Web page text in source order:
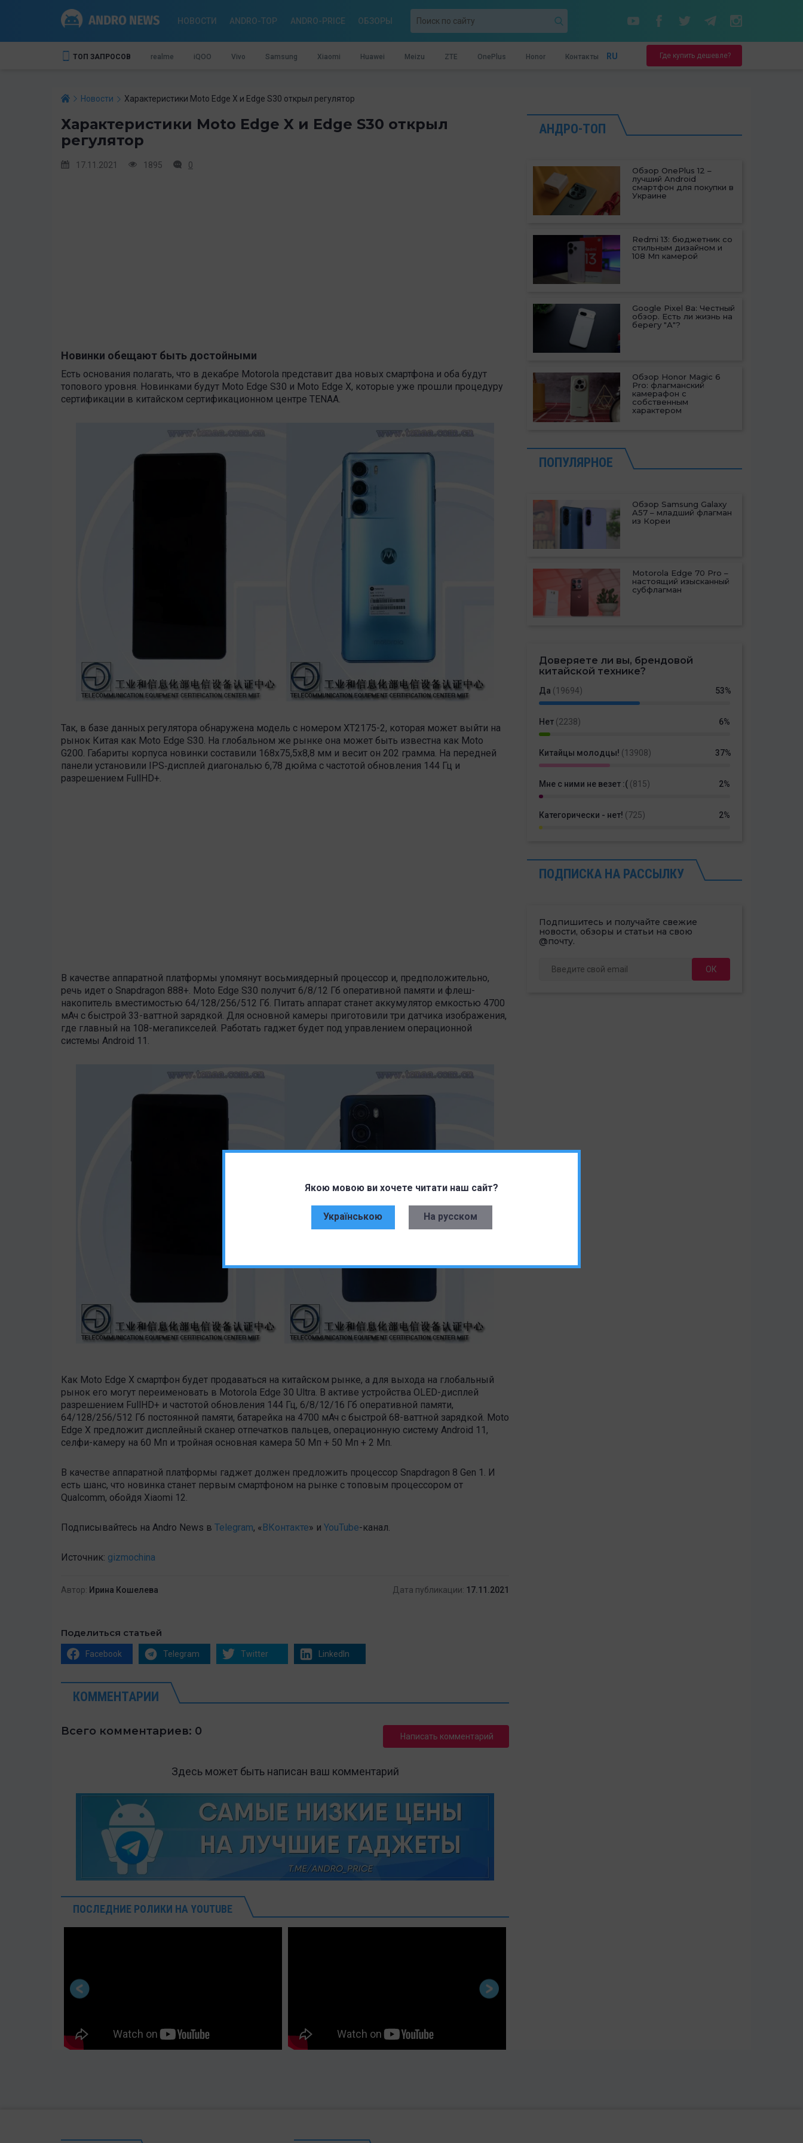
Якою мовою ви хочете читати наш сайт?
Українською На русском
НОВОСТИ ANDRO-TOP ANDRO-PRICE ОБЗОРЫ
ТОП ЗАПРОСОВ realme iQOO Vivo Samsung Xiaomi Huawei Meizu ZTE OnePlus Honor Контакты RU Где купить дешевле?
Новости Характеристики Moto Edge X и Edge S30 открыл регулятор
Характеристики Moto Edge X и Edge S30 открыл
регулятор
17.11.2021 1895 0
Новинки обещают быть достойными
Есть основания полагать, что в декабре Motorola представит два новых смартфона и оба будут
топового уровня. Новинками будут Moto Edge S30 и Moto Edge X, которые уже прошли процедуру
сертификации в китайском сертификационном центре TENAA.
Так, в базе данных регулятора обнаружена модель с номером XT2175-2, которая может выйти на
рынок Китая как Moto Edge S30. На глобальном же рынке она может быть известна как Moto
G200. Габариты корпуса новинки составили 168х75,5х8,8 мм и весит он 202 грамма. На передней
панели установили IPS‑дисплей диагональю 6,78 дюйма с частотой обновления 144 Гц и
разрешением FullHD+.
В качестве аппаратной платформы упомянут восьмиядерный процессор и, предположительно,
речь идет о Snapdragon 888+. Moto Edge S30 получит 6/8/12 Гб оперативной памяти и флеш-
накопитель вместимостью 64/128/256/512 Гб. Питать аппарат станет аккумулятор емкостью 4700
мАч с быстрой 33-ваттной зарядкой. Для основной камеры приготовили три датчика изображения,
где главный на 108-мегапикселей. Работать гаджет будет под управлением операционной
системы Android 11.
Как Moto Edge X смартфон будет продаваться на китайском рынке, а для выхода на глобальный
рынок его могут переименовать в Motorola Edge 30 Ultra. В активе устройства OLED-дисплей
разрешением FullHD+ и частотой обновления 144 Гц, 6/8/12/16 Гб оперативной памяти,
64/128/256/512 Гб постоянной памяти, батарейка на 4700 мАч с быстрой 68-ваттной зарядкой. Moto
Edge X предложит дисплейный сканер отпечатков пальцев, операционную систему Android 11,
селфи-камеру на 60 Мп и тройная основная камера 50 Мп + 50 Мп + 2 Мп.
В качестве аппаратной платформы гаджет должен предложить процессор Snapdragon 8 Gen 1. И
есть шанс, что новинка станет первым смартфоном на рынке с топовым процессором от
Qualcomm, обойдя Xiaomi 12.
Подписывайтесь на Andro News в Telegram, «ВКонтакте» и YouTube-канал .
Источник: gizmochina
Автор: Ирина Кошелева Дата публикации: 17.11.2021
Поделиться статьей
Facebook Telegram Twitter LinkedIn
КОММЕНТАРИИ
Всего комментариев: 0 Написать комментарий
Здесь может быть написан ваш комментарий
ПОСЛЕДНИЕ РОЛИКИ НА YOUTUBE
АНДРО-ТОП
Обзор OnePlus 12 –
лучший Android
смартфон для покупки в
Украине
Redmi 13: бюджетник со
стильным дизайном и
108 Мп камерой
Google Pixel 8a: Честный
обзор. Есть ли жизнь на
берегу "А"?
Обзор Honor Magic 6
Pro: флагманский
камерафон с
собственным
характером
ПОПУЛЯРНОЕ
Обзор Samsung Galaxy
A57 – младший флагман
из Кореи
Motorola Edge 70 Pro –
настоящий изысканный
субфлагман
Доверяете ли вы, брендовой
китайской технике?
Да (19694) 53%
Нет (2238) 6%
Китайцы молодцы! (13908) 37%
Мне с ними не везет :( (815) 2%
Категорически - нет! (725) 2%
ПОДПИСКА НА РАССЫЛКУ
Подпишитесь и получайте свежие
новости, обзоры и статьи на свою
@почту.
ОК